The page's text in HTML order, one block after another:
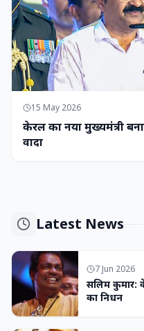
15 May 2026
केरल का नया मुख्यमंत्री
वादा
Latest News
7 Jun 2026
सलिम कुमार:
का निधन